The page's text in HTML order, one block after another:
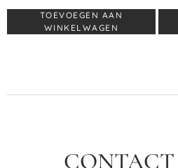
TOEVOEGEN AAN
WINKELWAGEN